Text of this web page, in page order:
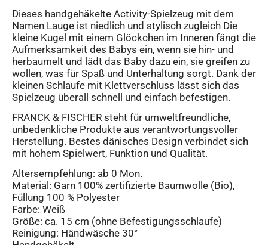
Dieses handgehäkelte Activity-Spielzeug mit dem
Namen Lauge ist niedlich und stylisch zugleich Die
kleine Kugel mit einem Glöckchen im Inneren fängt die
Aufmerksamkeit des Babys ein, wenn sie hin- und
herbaumelt und lädt das Baby dazu ein, sie greifen zu
wollen, was für Spaß und Unterhaltung sorgt. Dank der
kleinen Schlaufe mit Klettverschluss lässt sich das
Spielzeug überall schnell und einfach befestigen.
FRANCK & FISCHER steht für umweltfreundliche,
unbedenkliche Produkte aus verantwortungsvoller
Herstellung. Bestes dänisches Design verbindet sich
mit hohem Spielwert, Funktion und Qualität.
Altersempfehlung: ab 0 Mon.
Material: Garn 100% zertifizierte Baumwolle (Bio),
Füllung 100 % Polyester
Farbe: Weiß
Größe: ca. 15 cm (ohne Befestigungsschlaufe)
Reinigung: Händwäsche 30°